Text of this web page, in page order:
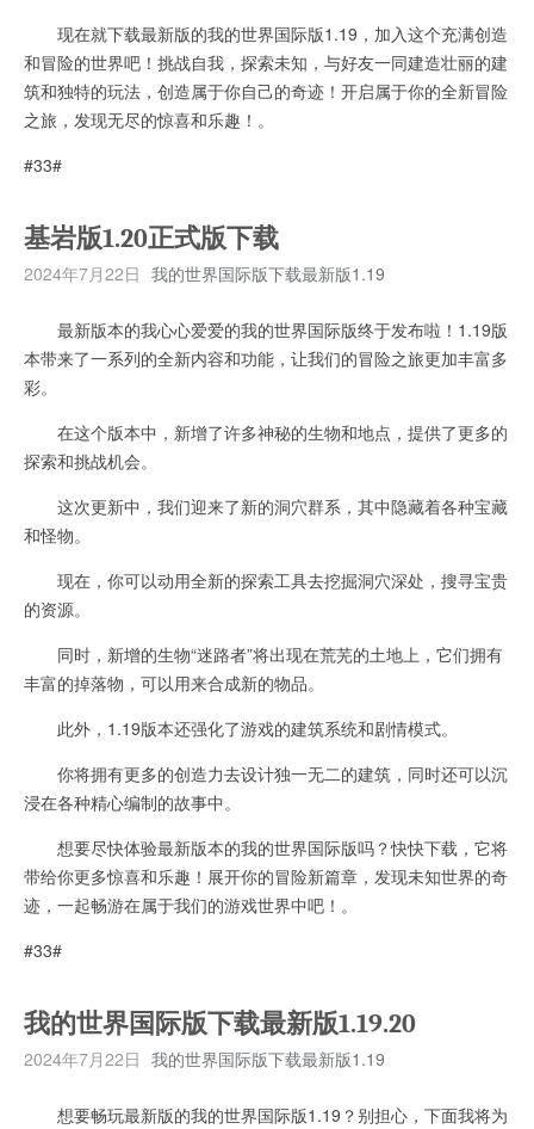
现在就下载最新版的我的世界国际版1.19，加入这个充满创造
和冒险的世界吧！挑战自我，探索未知，与好友一同建造壮丽的建
筑和独特的玩法，创造属于你自己的奇迹！开启属于你的全新冒险
之旅，发现无尽的惊喜和乐趣！。
#33#
基岩版1.20正式版下载
2024年7月22日 我的世界国际版下载最新版1.19
最新版本的我心心爱爱的我的世界国际版终于发布啦！1.19版
本带来了一系列的全新内容和功能，让我们的冒险之旅更加丰富多
彩。
在这个版本中，新增了许多神秘的生物和地点，提供了更多的
探索和挑战机会。
这次更新中，我们迎来了新的洞穴群系，其中隐藏着各种宝藏
和怪物。
现在，你可以动用全新的探索工具去挖掘洞穴深处，搜寻宝贵
的资源。
同时，新增的生物“迷路者”将出现在荒芜的土地上，它们拥有
丰富的掉落物，可以用来合成新的物品。
此外，1.19版本还强化了游戏的建筑系统和剧情模式。
你将拥有更多的创造力去设计独一无二的建筑，同时还可以沉
浸在各种精心编制的故事中。
想要尽快体验最新版本的我的世界国际版吗？快快下载，它将
带给你更多惊喜和乐趣！展开你的冒险新篇章，发现未知世界的奇
迹，一起畅游在属于我们的游戏世界中吧！。
#33#
我的世界国际版下载最新版1.19.20
2024年7月22日 我的世界国际版下载最新版1.19
想要畅玩最新版的我的世界国际版1.19？别担心，下面我将为